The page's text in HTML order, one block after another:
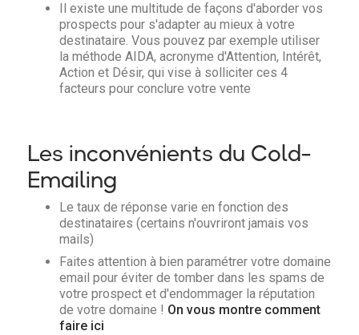
Il existe une multitude de façons d'aborder vos
prospects pour s'adapter au mieux à votre
destinataire. Vous pouvez par exemple utiliser
la méthode AIDA, acronyme d'Attention, Intérêt,
Action et Désir, qui vise à solliciter ces 4
facteurs pour conclure votre vente
Les inconvénients du Cold-
Emailing
Le taux de réponse varie en fonction des
destinataires (certains n'ouvriront jamais vos
mails)
Faites attention à bien paramétrer votre domaine
email pour éviter de tomber dans les spams de
votre prospect et d'endommager la réputation
de votre domaine ! On vous montre comment
faire ici